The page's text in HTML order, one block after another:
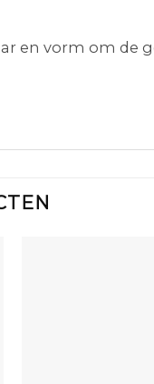
en vorm om de